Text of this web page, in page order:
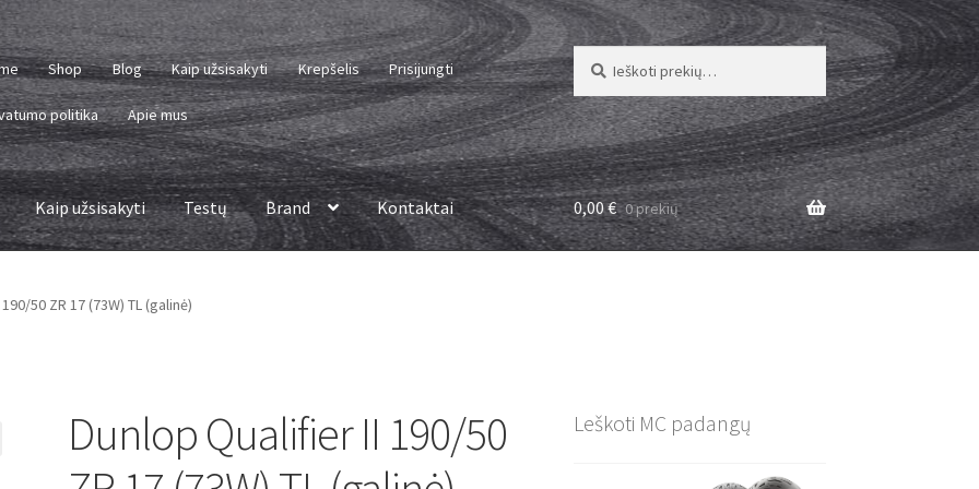
Shop Blog Kaip užsisakyti Krepšelis Prisijungti
politika Apie mus
Ieškoti:
Ieškoti
Kaip užsisakyti Testų Brand Kontaktai 0,00€ 0 prekių
50 ZR 17 (73W) TL (galinė)
Dunlop Qualifier II 190/50
Leškoti MC padangų